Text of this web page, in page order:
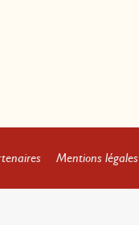
Mentions légales